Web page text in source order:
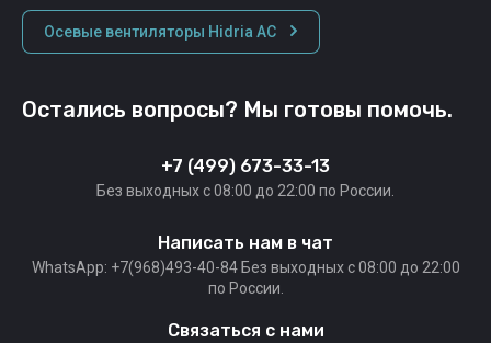
Осевые вентиляторы Hidria AC
Остались вопросы? Мы готовы помочь.
+7 (499) 673-33-13
Без выходных c 08:00 до 22:00 по России.
Написать нам в чат
WhatsApp: +7(968)493-40-84 Без выходных c 08:00 до 22:00
по России.
Связаться с нами